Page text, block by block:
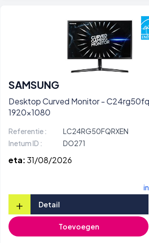
SAMSUNG
Desktop Curved Monitor -
1920x1080
Referentie :
LC24RG50FQRXEN
Inetum ID :
DO271
eta:31/08/2026
+ Detail
Toevoegen